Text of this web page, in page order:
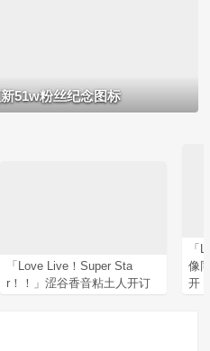
51w粉丝纪念图标
「Love Live！Super Sta
r！！」涩谷香音粘土人开订
「
像
开